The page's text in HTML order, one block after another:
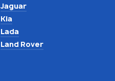
Jaguar
Kia
Lada
Land Rover